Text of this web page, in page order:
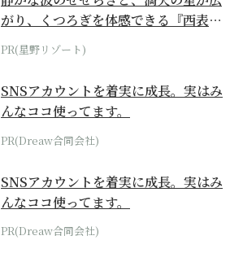
がり、くつろぎを体感できる『西表島
ホテル by...
PR(星野リゾート)
SNSアカウントを着実に成長。実はみ
んなココ使ってます。
PR(Dreaw合同会社)
SNSアカウントを着実に成長。実はみ
んなココ使ってます。
PR(Dreaw合同会社)